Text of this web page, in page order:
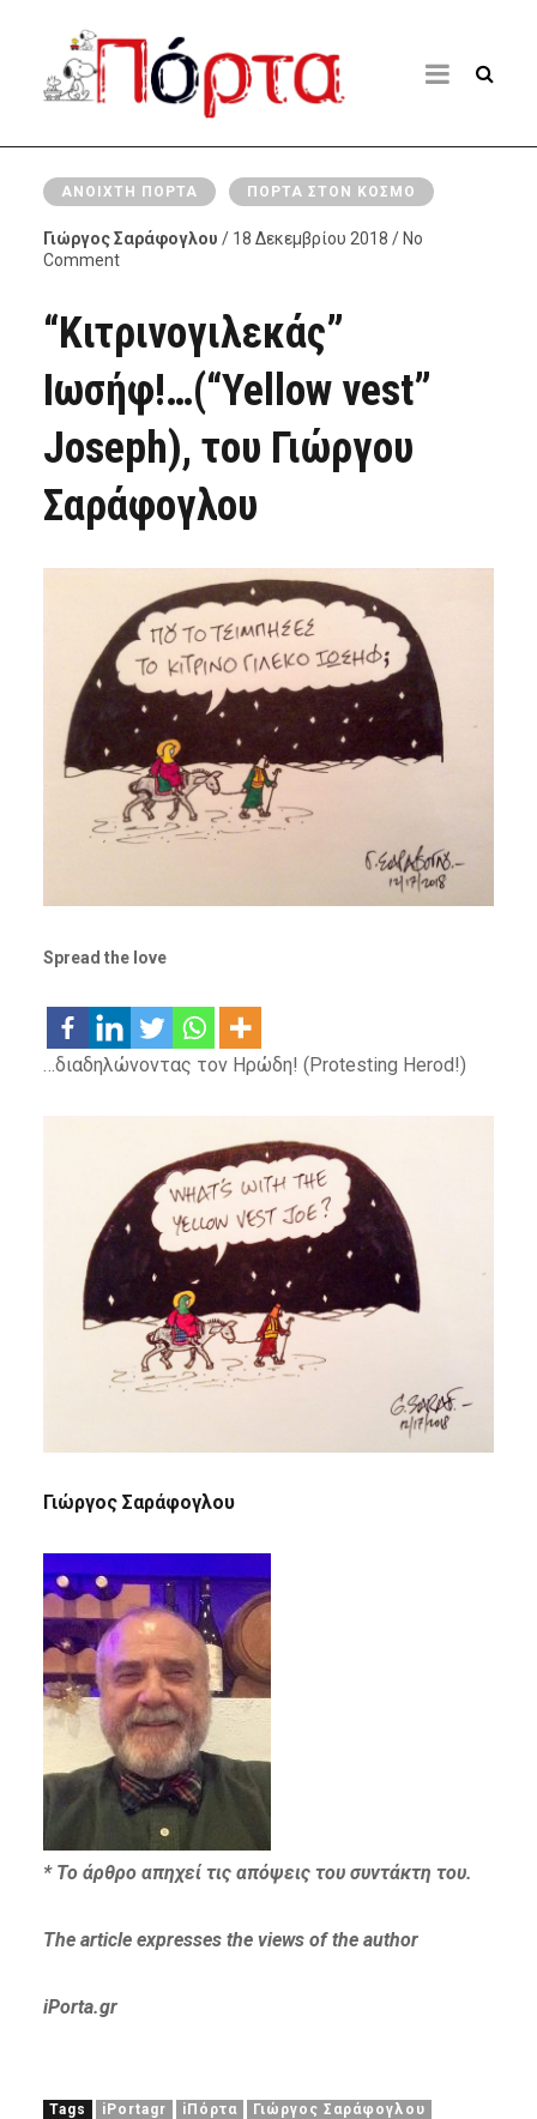
ΑΝΟΙΧΤΉ ΠΌΡΤΑ ΠΌΡΤΑ ΣΤΟΝ ΚΌΣΜΟ
Γιώργος Σαράφογλου / 18 Δεκεμβρίου 2018 / No
Comment
“Κιτρινογιλεκάς”
Ιωσήφ!…(“Yellow vest”
Joseph), του Γιώργου
Σαράφογλου
Spread the love
…διαδηλώνοντας τον Ηρώδη! (Protesting Herod!)
Γιώργος Σαράφογλου
* Το άρθρο απηχεί τις απόψεις του συντάκτη του.
The article expresses the views of the author
iPorta.gr
Tags iPortagr iΠόρτα
Γιώργος Σαράφογλου